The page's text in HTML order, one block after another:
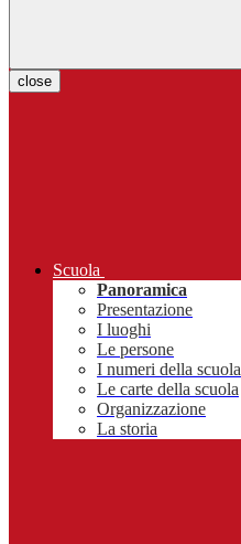
close
Scuola
Panoramica
Presentazione
I luoghi
Le persone
I numeri della scuola
Le carte della scuola
Organizzazione
La storia